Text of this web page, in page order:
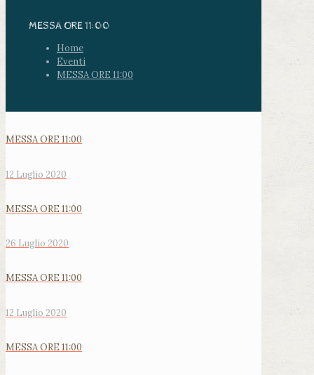
MESSA ORE 11:00
Home
Eventi
MESSA ORE 11:00
MESSA ORE 11:00
12 Luglio 2020
MESSA ORE 11:00
26 Luglio 2020
MESSA ORE 11:00
12 Luglio 2020
MESSA ORE 11:00